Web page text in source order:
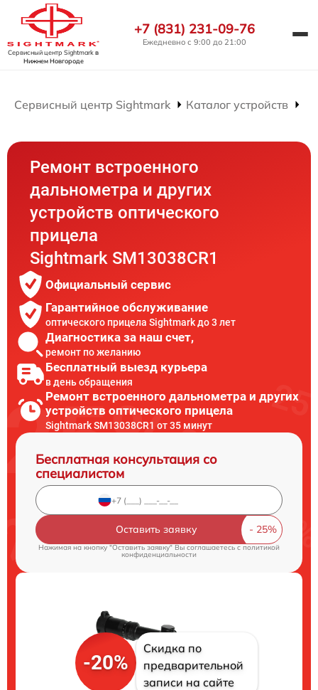
Сервисный центр Sightmarkв
Нижнем Новгороде
+7 (831) 231-09-76
Ежедневно с 9:00 до 21:00
Сервисный центр Sightmark Каталог устройств
Ремонт встроенного
дальнометра и других
устройств оптического
прицела
Sightmark SM13038CR1
Официальный сервис
Гарантийное обслуживание
оптического прицела Sightmark до 3 лет
Диагностика за наш счет,
ремонт по желанию
Бесплатный выезд курьера
в день обращения
Ремонт встроенного дальнометра и других
устройств оптического прицела
Sightmark SM13038CR1 от 35 минут
Бесплатная консультация со
специалистом
Оставить заявку
Нажимая на кнопку "Оставить заявку" Вы соглашаетесь cполитикой
конфиденциальности
-20%
Скидка по
предварительной
записи на сайте